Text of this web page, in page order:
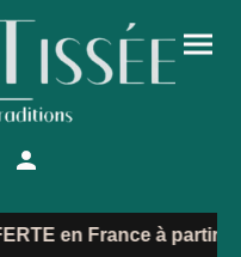
en France à partir